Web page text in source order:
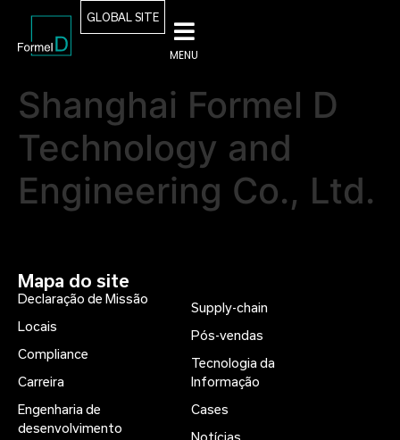
GLOBAL SITE
MENU
Shanghai Formel D
Technology and
Engineering Co., Ltd.
Mapa do site
Declaração de Missão
Locais
Compliance
Carreira
Engenharia de
desenvolvimento
Supply-chain
Pós-vendas
Tecnologia da
Informação
Cases
Notícias